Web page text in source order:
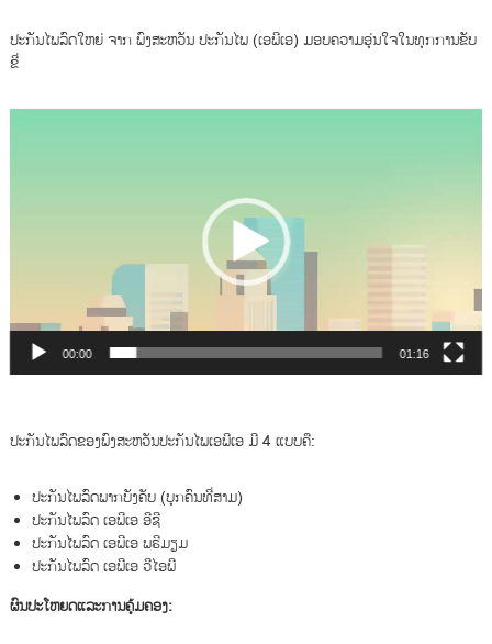
ປະກັນໄພລົດໃຫຍ່ ຈາກ ພົງສະຫວັນ ປະກັນໄພ (ເອພີເອ) ມອບຄວາມອຸ່ນໃຈໃນທຸກການຂັບ
ຂີ່
00:00 01:16
ປະກັນໄພລົດຂອງພົງສະຫວັນປະກັນໄພເອພີເອ ມີ 4 ແບບຄື:
ປະກັນໄພລົດພາກບັງຄັບ (ບຸກຄົນທີ່ສາມ)
ປະກັນໄພລົດ ເອພີເອ ອີຊີ
ປະກັນໄພລົດ ເອພີເອ ພຣີມຽມ
ປະກັນໄພລົດ ເອພີເອ ວີໄອພີ
ຜົນປະໂຫຍດແລະການຄຸ້ມຄອງ: